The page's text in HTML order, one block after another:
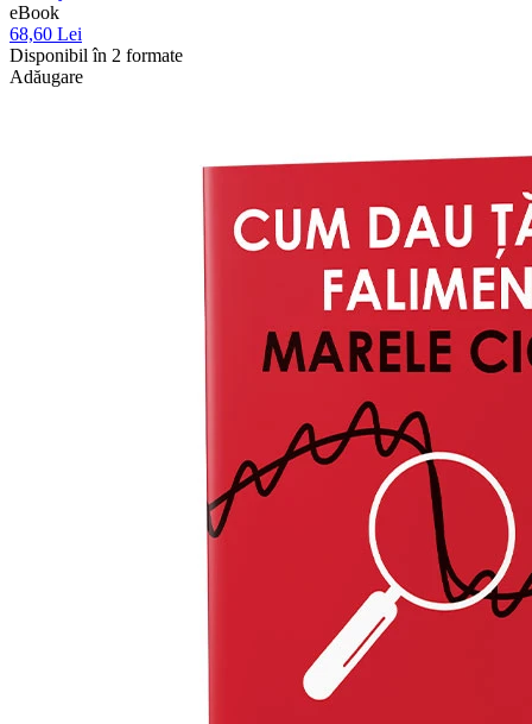
eBook
68,60 Lei
Disponibil în 2 formate
Adăugare